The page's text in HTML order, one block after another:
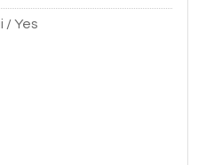
/ Yes